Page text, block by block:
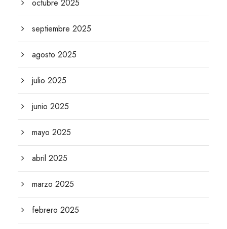
octubre 2025
septiembre 2025
agosto 2025
julio 2025
junio 2025
mayo 2025
abril 2025
marzo 2025
febrero 2025